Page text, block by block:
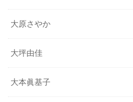
大原さやか
大坪由佳
大本眞基子